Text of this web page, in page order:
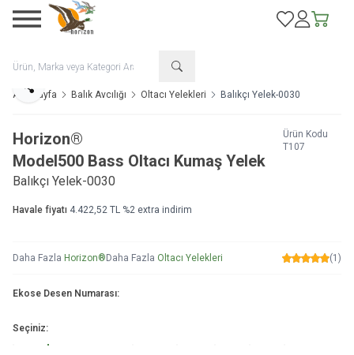
Favorilerim
Hesabım
Sepetim
Ana Sayfa Balık Avcılığı Oltacı Yelekleri Balıkçı Yelek-0030
Paylaş
Horizon®
Model500 Bass Oltacı Kumaş Yelek
Balıkçı Yelek-0030
Ürün Kodu
T107
Havale fiyatı 4.422,52 TL %2 extra indirim
Daha Fazla Horizon® Daha Fazla Oltacı Yelekleri (1)
Ekose Desen Numarası:
Seçiniz: